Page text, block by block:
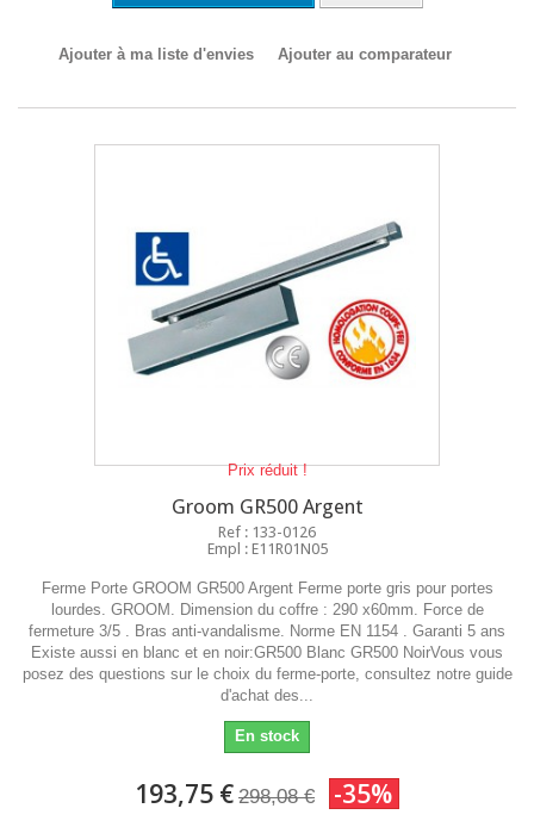
Ajouter à ma liste d'envies Ajouter au comparateur
Prix réduit !
Groom GR500 Argent
Ref : 133-0126
Empl : E11R01N05
Ferme Porte GROOM GR500 Argent Ferme porte gris pour portes
lourdes. GROOM. Dimension du coffre : 290 x60mm. Force de
fermeture 3/5 . Bras anti-vandalisme. Norme EN 1154 . Garanti 5 ans
Existe aussi en blanc et en noir:GR500 Blanc GR500 NoirVous vous
posez des questions sur le choix du ferme-porte, consultez notre guide
d'achat des...
En stock
193,75 € 298,08 € -35%